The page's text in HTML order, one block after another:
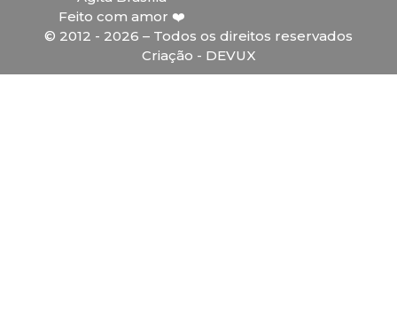
Feito com amor ❤️
© 2012 - 2026 – Todos os direitos reservados
Criação - DEVUX